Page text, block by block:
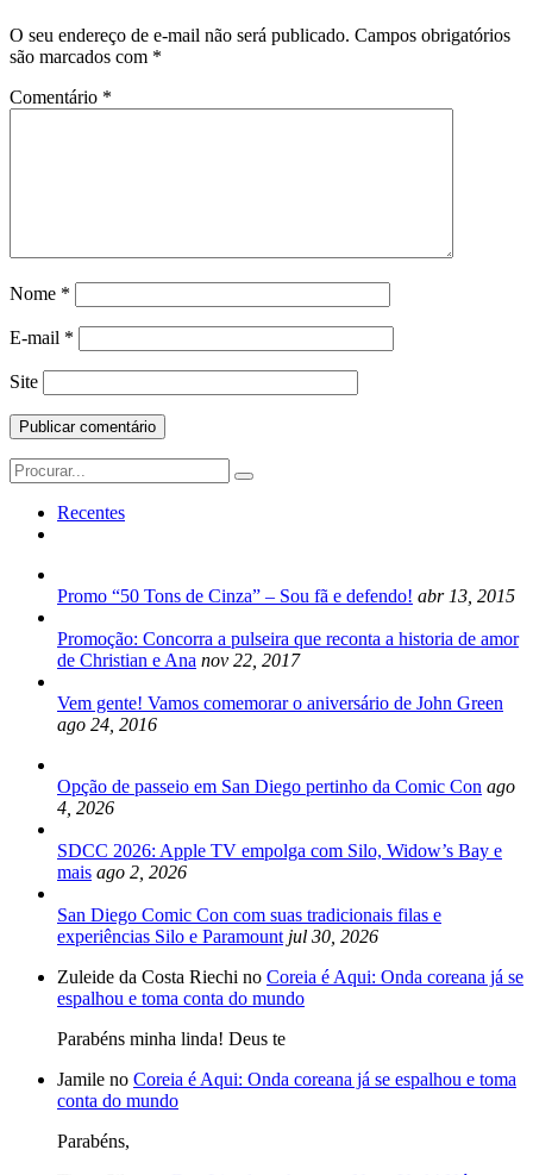
O seu endereço de e-mail não será publicado. Campos obrigatórios
são marcados com *
Comentário *
Nome *
E-mail *
Site
Search
for:
Recentes
Promo “50 Tons de Cinza” – Sou fã e defendo! abr 13, 2015
Promoção: Concorra a pulseira que reconta a historia de amor
de Christian e Ana nov 22, 2017
Vem gente! Vamos comemorar o aniversário de John Green
ago 24, 2016
Opção de passeio em San Diego pertinho da Comic Con ago
4, 2026
SDCC 2026: Apple TV empolga com Silo, Widow’s Bay e
mais ago 2, 2026
San Diego Comic Con com suas tradicionais filas e
experiências Silo e Paramount jul 30, 2026
Zuleide da Costa Riechi no Coreia é Aqui: Onda coreana já se
espalhou e toma conta do mundo
Parabéns minha linda! Deus te
Jamile no Coreia é Aqui: Onda coreana já se espalhou e toma
conta do mundo
Parabéns,